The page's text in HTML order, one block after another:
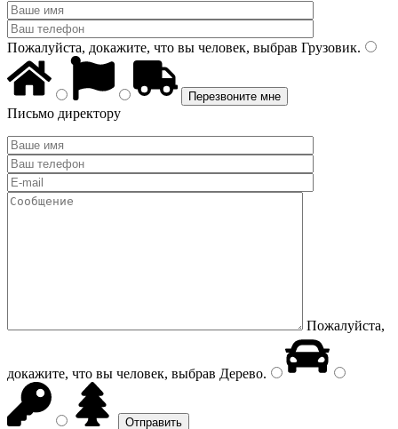
Пожалуйста, докажите, что вы человек, выбрав Грузовик.
Письмо директору
Пожалуйста,
докажите, что вы человек, выбрав Дерево.